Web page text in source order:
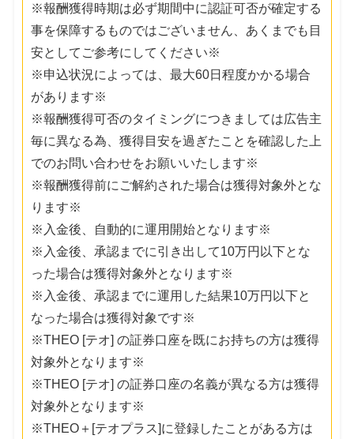
※報酬獲得時期は必ず期間中に認証可否が確定する
事を保障するものではございません、あくまでも目
安としてご参考にしてください※
※申込状況によっては、最大60日程度かかる場合
があります※
※報酬獲得可否のタイミングにつきましては広告主
毎に異なる為、獲得目安を過ぎたことを確認した上
でのお問い合わせをお願いいたします※
※報酬獲得前にご解約された場合は獲得対象外とな
ります※
※入金後、自動的に運用開始となります※
※入金後、承認までに引き出して10万円以下とな
った場合は獲得対象外となります※
※入金後、承認までに運用した結果10万円以下と
なった場合は獲得対象です※
※THEO [テオ] の証券口座を既にお持ちの方は獲得
対象外となります※
※THEO [テオ] の証券口座の名義が異なる方は獲得
対象外となります※
※THEO＋[テオプラス]に登録したことがある方は